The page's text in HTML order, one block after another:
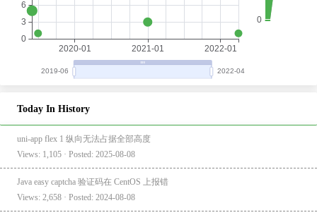
Today In History
uni-app flex 1 纵向无法占据全部高度
Views: 1,105 · Posted: 2025-08-08
Java easy captcha 验证码在 CentOS 上报错
Views: 2,658 · Posted: 2024-08-08